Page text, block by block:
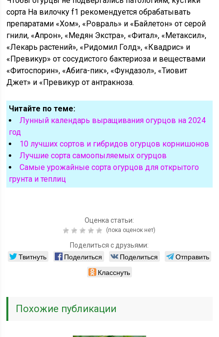
сорта На вилочку f1 рекомендуется обрабатывать
препаратами «Хом», «Ровраль» и «Байлетон» от серой
гнили, «Апрон», «Медян Экстра», «Фитал», «Метаксил»,
«Лекарь растений», «Ридомил Голд», «Квадрис» и
«Превикур» от сосудистого бактериоза и веществами
«Фитоспорин», «Абига-пик», «Фундазол», «Тиовит
Джет» и «Превикур от антракноза.
Читайте по теме:
Лунный календарь выращивания огурцов на 2024
год
10 лучших сортов и гибридов огурцов корнишонов
Лучшие сорта самоопыляемых огурцов
Самые урожайные сорта огурцов для открытого
грунта и теплиц
Оценка статьи:
(пока оценок нет)
Поделиться с друзьями:
Твитнуть Поделиться Поделиться
Отправить
Класснуть
Похожие публикации